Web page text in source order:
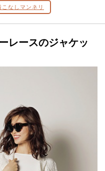
こなしマンネリ
レースのジャケッ